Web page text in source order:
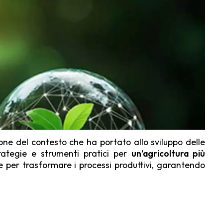
del contesto che ha portato allo sviluppo delle
e strumenti pratici per un’agricoltura più
trasformare i processi produttivi, garantendo